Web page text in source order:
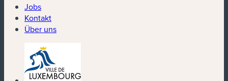
Jobs
Kontakt
Über uns